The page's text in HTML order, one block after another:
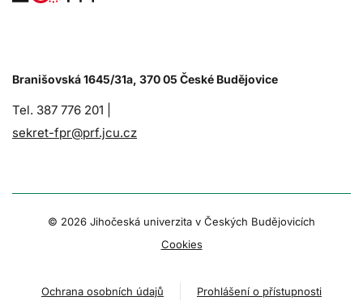
Branišovská 1645/31a, 370 05 České Budějovice
Tel. 387 776 201 |
sekret-fpr@prf.jcu.cz
© 2026 Jihočeská univerzita v Českých Budějovicích
Cookies
Ochrana osobních údajů Prohlášení o přístupnosti